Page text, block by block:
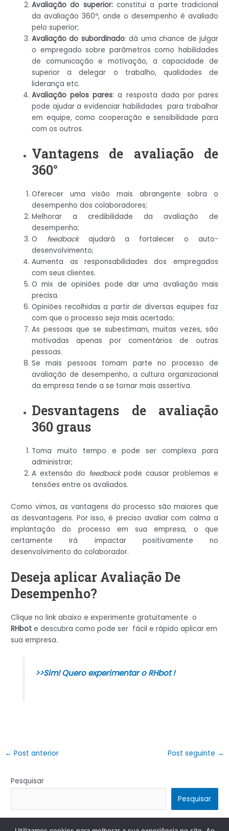
Avaliação do superior:constitui a parte tradicional
da avaliação 360º, onde o desempenho é avaliado
pelo superior;
Avaliação do subordinado: dá uma chance de julgar
o empregado sobre parâmetros como habilidades
de comunicação e motivação, a capacidade de
superior a delegar o trabalho, qualidades de
liderança etc.
Avaliação pelos pares: a resposta dada por pares
pode ajudar a evidenciar habilidades para trabalhar
em equipe, como cooperação e sensibilidade para
com os outros.
Vantagens de avaliação de
360°
Oferecer uma visão mais abrangente sobra o
desempenho dos colaboradores;
Melhorar a credibilidade da avaliação de
desempenho;
O feedbackajudará a fortalecer o auto-
desenvolvimento;
Aumenta as responsabilidades dos empregados
com seus clientes.
O mix de opiniões pode dar uma avaliação mais
precisa.
Opiniões recolhidas a partir de diversas equipes faz
com que o processo seja mais acertado;
As pessoas que se subestimam, muitas vezes, são
motivadas apenas por comentários de outras
pessoas.
Se mais pessoas tomam parte no processo de
avaliação de desempenho, a cultura organizacional
da empresa tende a se tornar mais assertiva.
Desvantagens de avaliação
360 graus
Toma muito tempo e pode ser complexa para
administrar;
A extensão do feedbackpode causar problemas e
tensões entre os avaliados.
Como vimos, as vantagens do processo são maiores que
as desvantagens. Por isso, é preciso avaliar com calma a
implantação do processo em sua empresa, o que
certamente irá impactar positivamente no
desenvolvimento do colaborador.
Deseja aplicar Avaliação De
Desempenho?
Clique no link abaixo e experimente gratuitamente o
RHbote descubra como pode ser fácil e rápido aplicar em
sua empresa.
>>Sim! Quero experimentar o RHbot !
← Post anterior Post seguinte →
Pesquisar
Pesquisar